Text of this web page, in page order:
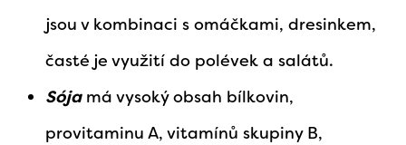
jsou v kombinaci s omáčkami, dresinkem,
časté je využití do polévek a salátů.
Sója má vysoký obsah bílkovin,
provitaminu A, vitamínů skupiny B,